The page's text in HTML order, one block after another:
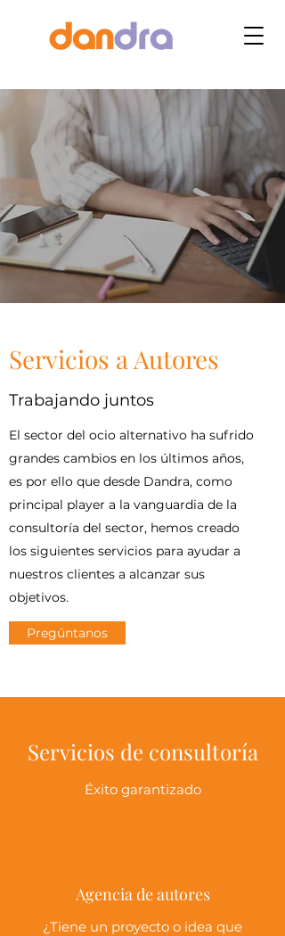
Servicios a Autores
Trabajando juntos
El sector del ocio alternativo ha sufrido
grandes cambios en los últimos años,
es por ello que desde Dandra, como
principal player a la vanguardia de la
consultoría del sector, hemos creado
los siguientes servicios para ayudar a
nuestros clientes a alcanzar sus
objetivos.
Pregúntanos
Servicios de consultoría
Éxito garantizado
Agencia de autores
¿Tiene un proyecto o idea que